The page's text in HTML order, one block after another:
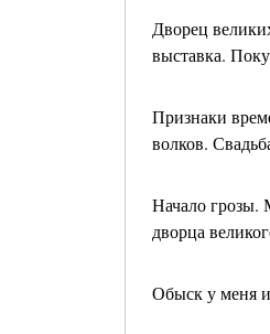
Дворец
выставка.
Признаки
волков.
Начало грозы.
дворца
Обыск у меня